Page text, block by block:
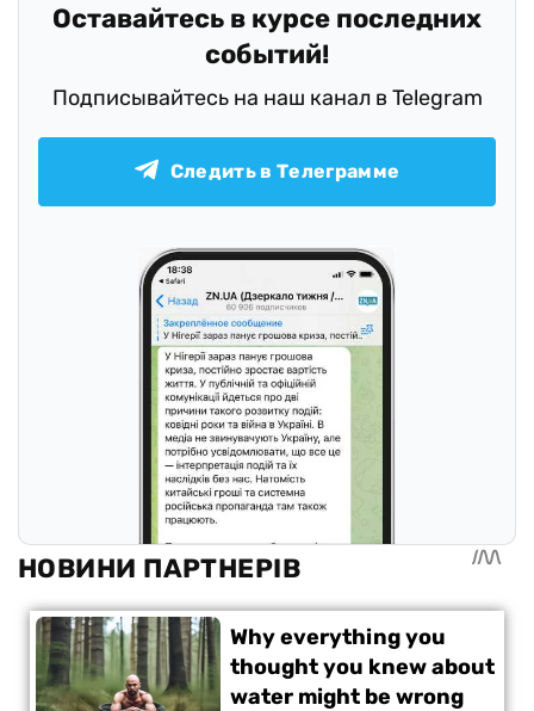
Оставайтесь в курсе последних
событий!
Подписывайтесь на наш канал в Telegram
Следить в Телеграмме